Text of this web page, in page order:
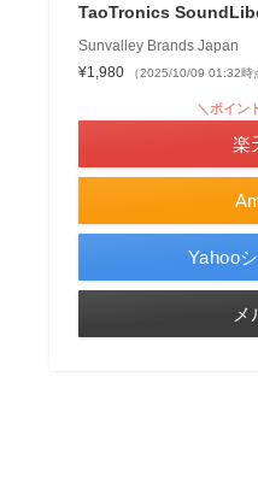
TaoTronics
Sunvalley Brands Japan
¥1,980
（2025/10/09 01:32時
＼ポイン
楽
Yahoo
メ